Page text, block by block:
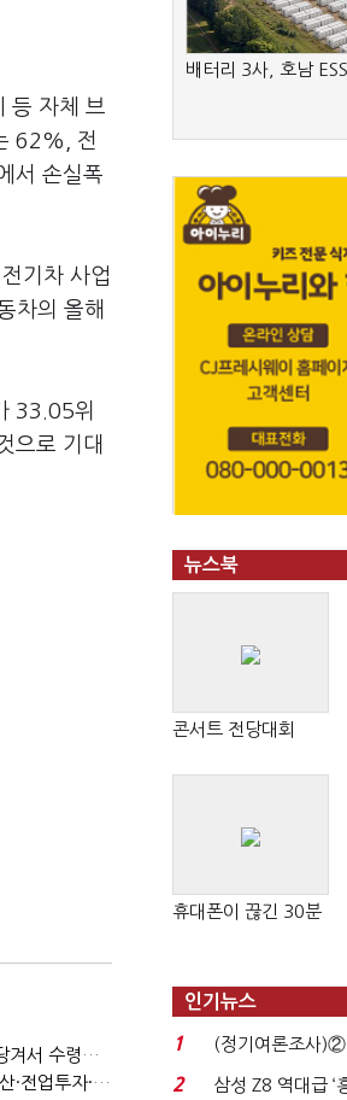
등 자체 브
62%, 전
서 손실폭
기차 사업
차의 올해
33.05위
으로 기대
(50대 퇴직…10년의 강)“사적연금·국민연금 모두 당겨서 수령해야”
(50대 퇴직…10년의 강)④은퇴자 꾀는 수익형부동산·전업투자·편의점 창업
배터리 3사, 호남 ESS
뉴스북
콘서트 전당대회
휴대폰이 끊긴 30분
인기뉴스
1
(정기여론조사)②
청래 '초접전'...
2
삼성 Z8 역대급 ‘